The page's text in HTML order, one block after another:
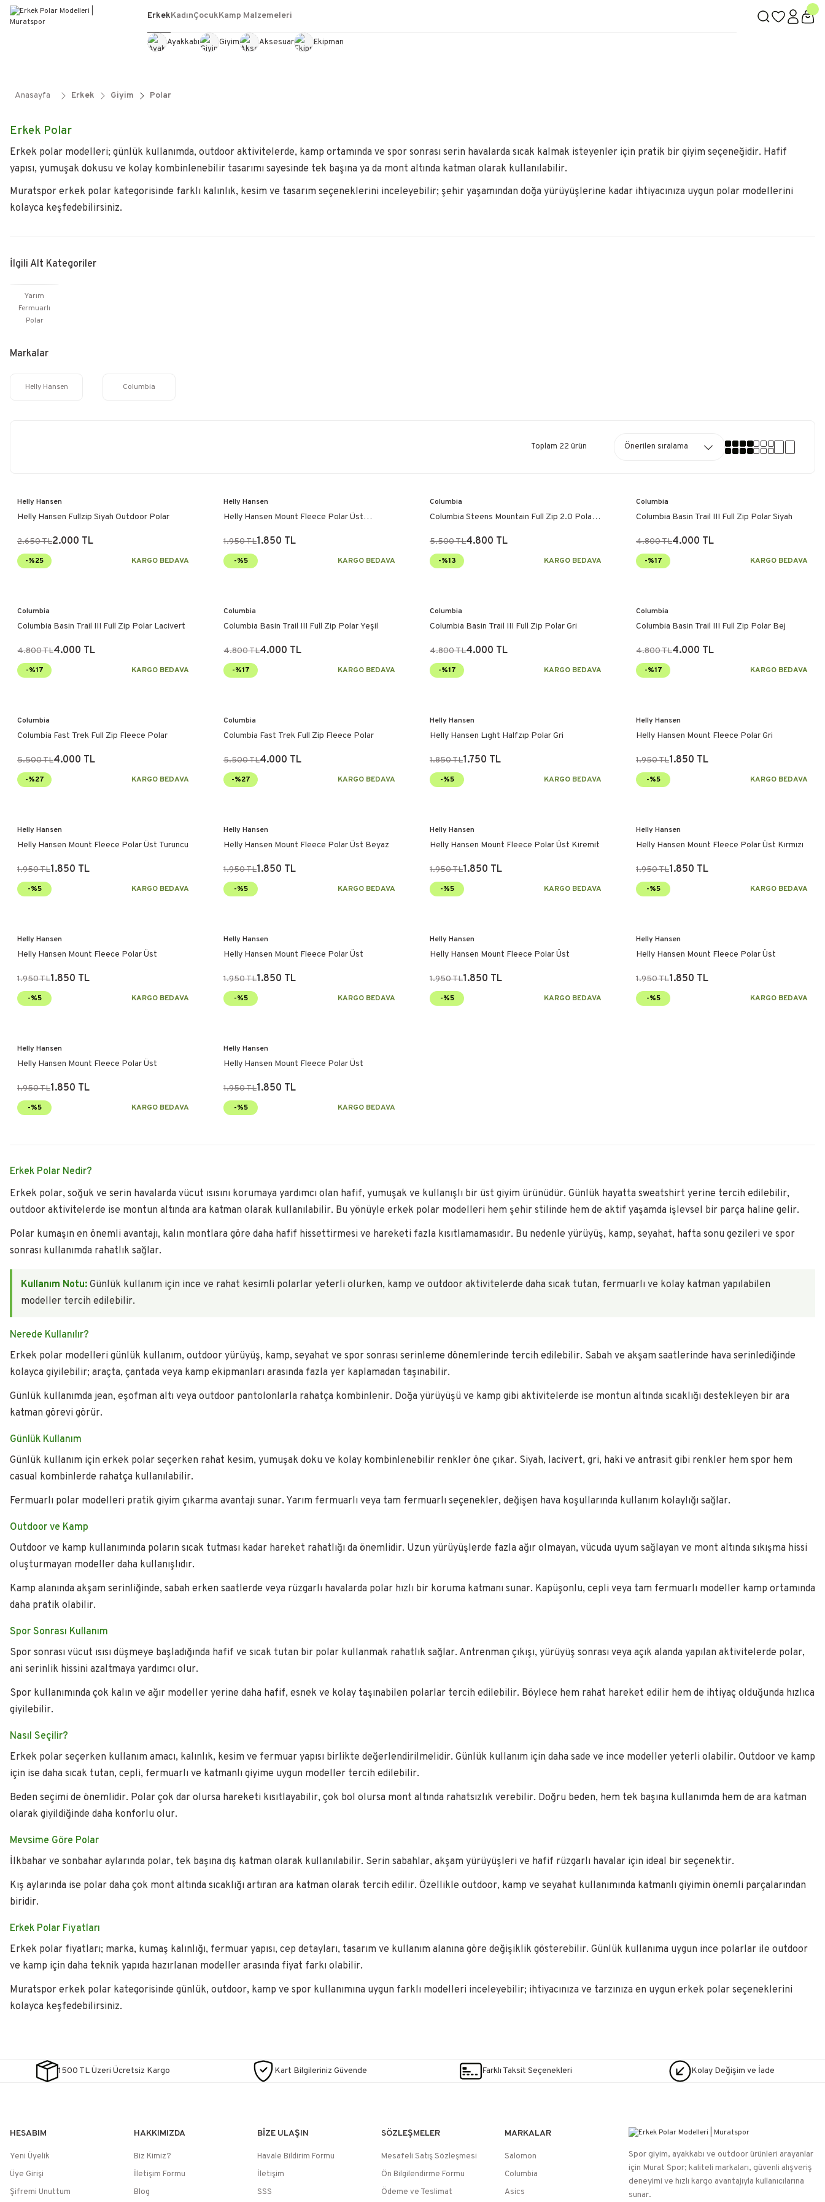
Erkek
Ayakkabı Giyim Aksesuar Ekipman
KadınÇocukKamp Malzemeleri
Anasayfa Erkek Giyim Polar
Erkek Polar
Erkek polar modelleri; günlük kullanımda, outdoor aktivitelerde, kamp ortamında ve spor sonrası serin havalarda sıcak kalmak isteyenler için pratik bir giyim seçeneğidir. Hafif
yapısı, yumuşak dokusu ve kolay kombinlenebilir tasarımı sayesinde tek başına ya da mont altında katman olarak kullanılabilir.
Muratspor erkek polar kategorisinde farklı kalınlık, kesim ve tasarım seçeneklerini inceleyebilir; şehir yaşamından doğa yürüyüşlerine kadar ihtiyacınıza uygun polar modellerini
kolayca keşfedebilirsiniz.
İlgili Alt Kategoriler
Yarım
Fermuarlı
Polar
Markalar
Helly Hansen Columbia
Toplam 22 ürün
Helly Hansen
Helly Hansen Fullzip Siyah Outdoor Polar
2.650 TL2.000 TL
-%25 KARGO BEDAVA
Helly Hansen
Helly Hansen Mount Fleece Polar Üst
1.950 TL1.850 TL
-%5 KARGO BEDAVA
Columbia
Columbia Steens Mountain Full Zip 2.0 Polar
5.500 TL4.800 TL
-%13 KARGO BEDAVA
Columbia
Columbia Basin Trail III Full Zip Polar Siyah
4.800 TL4.000 TL
-%17 KARGO BEDAVA
Columbia
Columbia Basin Trail III Full Zip Polar Lacivert
4.800 TL4.000 TL
-%17 KARGO BEDAVA
Columbia
Columbia Basin Trail III Full Zip Polar Yeşil
4.800 TL4.000 TL
-%17 KARGO BEDAVA
Columbia
Columbia Basin Trail III Full Zip Polar Gri
4.800 TL4.000 TL
-%17 KARGO BEDAVA
Columbia
Columbia Basin Trail III Full Zip Polar Bej
4.800 TL4.000 TL
-%17 KARGO BEDAVA
Columbia
Columbia Fast Trek Full Zip Fleece Polar
5.500 TL4.000 TL
-%27 KARGO BEDAVA
Columbia
Columbia Fast Trek Full Zip Fleece Polar
5.500 TL4.000 TL
-%27 KARGO BEDAVA
Helly Hansen
Helly Hansen Lıght Halfzıp Polar Gri
1.850 TL1.750 TL
-%5 KARGO BEDAVA
Helly Hansen
Helly Hansen Mount Fleece Polar Gri
1.950 TL1.850 TL
-%5 KARGO BEDAVA
Helly Hansen
Helly Hansen Mount Fleece Polar Üst Turuncu
1.950 TL1.850 TL
-%5 KARGO BEDAVA
Helly Hansen
Helly Hansen Mount Fleece Polar Üst Beyaz
1.950 TL1.850 TL
-%5 KARGO BEDAVA
Helly Hansen
Helly Hansen Mount Fleece Polar Üst Kiremit
1.950 TL1.850 TL
-%5 KARGO BEDAVA
Helly Hansen
Helly Hansen Mount Fleece Polar Üst Kırmızı
1.950 TL1.850 TL
-%5 KARGO BEDAVA
Helly Hansen
Helly Hansen Mount Fleece Polar Üst
1.950 TL1.850 TL
-%5 KARGO BEDAVA
Helly Hansen
Helly Hansen Mount Fleece Polar Üst
1.950 TL1.850 TL
-%5 KARGO BEDAVA
Helly Hansen
Helly Hansen Mount Fleece Polar Üst
1.950 TL1.850 TL
-%5 KARGO BEDAVA
Helly Hansen
Helly Hansen Mount Fleece Polar Üst
1.950 TL1.850 TL
-%5 KARGO BEDAVA
Helly Hansen
Helly Hansen Mount Fleece Polar Üst
1.950 TL1.850 TL
-%5 KARGO BEDAVA
Helly Hansen
Helly Hansen Mount Fleece Polar Üst
1.950 TL1.850 TL
-%5 KARGO BEDAVA
Erkek Polar Nedir?
Erkek polar, soğuk ve serin havalarda vücut ısısını korumaya yardımcı olan hafif, yumuşak ve kullanışlı bir üst giyim ürünüdür. Günlük hayatta sweatshirt yerine tercih edilebilir,
outdoor aktivitelerde ise montun altında ara katman olarak kullanılabilir. Bu yönüyle erkek polar modelleri hem şehir stilinde hem de aktif yaşamda işlevsel bir parça haline gelir.
Polar kumaşın en önemli avantajı, kalın montlara göre daha hafif hissettirmesi ve hareketi fazla kısıtlamamasıdır. Bu nedenle yürüyüş, kamp, seyahat, hafta sonu gezileri ve spor
sonrası kullanımda rahatlık sağlar.
Kullanım Notu: Günlük kullanım için ince ve rahat kesimli polarlar yeterli olurken, kamp ve outdoor aktivitelerde daha sıcak tutan, fermuarlı ve kolay katman yapılabilen
modeller tercih edilebilir.
Nerede Kullanılır?
Erkek polar modelleri günlük kullanım, outdoor yürüyüş, kamp, seyahat ve spor sonrası serinleme dönemlerinde tercih edilebilir. Sabah ve akşam saatlerinde hava serinlediğinde
kolayca giyilebilir; araçta, çantada veya kamp ekipmanları arasında fazla yer kaplamadan taşınabilir.
Günlük kullanımda jean, eşofman altı veya outdoor pantolonlarla rahatça kombinlenir. Doğa yürüyüşü ve kamp gibi aktivitelerde ise montun altında sıcaklığı destekleyen bir ara
katman görevi görür.
Günlük Kullanım
Günlük kullanım için erkek polar seçerken rahat kesim, yumuşak doku ve kolay kombinlenebilir renkler öne çıkar. Siyah, lacivert, gri, haki ve antrasit gibi renkler hem spor hem
casual kombinlerde rahatça kullanılabilir.
Fermuarlı polar modelleri pratik giyim çıkarma avantajı sunar. Yarım fermuarlı veya tam fermuarlı seçenekler, değişen hava koşullarında kullanım kolaylığı sağlar.
Outdoor ve Kamp
Outdoor ve kamp kullanımında poların sıcak tutması kadar hareket rahatlığı da önemlidir. Uzun yürüyüşlerde fazla ağır olmayan, vücuda uyum sağlayan ve mont altında sıkışma hissi
oluşturmayan modeller daha kullanışlıdır.
Kamp alanında akşam serinliğinde, sabah erken saatlerde veya rüzgarlı havalarda polar hızlı bir koruma katmanı sunar. Kapüşonlu, cepli veya tam fermuarlı modeller kamp ortamında
daha pratik olabilir.
Spor Sonrası Kullanım
Spor sonrası vücut ısısı düşmeye başladığında hafif ve sıcak tutan bir polar kullanmak rahatlık sağlar. Antrenman çıkışı, yürüyüş sonrası veya açık alanda yapılan aktivitelerde polar,
ani serinlik hissini azaltmaya yardımcı olur.
Spor kullanımında çok kalın ve ağır modeller yerine daha hafif, esnek ve kolay taşınabilen polarlar tercih edilebilir. Böylece hem rahat hareket edilir hem de ihtiyaç olduğunda hızlıca
giyilebilir.
Nasıl Seçilir?
Erkek polar seçerken kullanım amacı, kalınlık, kesim ve fermuar yapısı birlikte değerlendirilmelidir. Günlük kullanım için daha sade ve ince modeller yeterli olabilir. Outdoor ve kamp
için ise daha sıcak tutan, cepli, fermuarlı ve katmanlı giyime uygun modeller tercih edilebilir.
Beden seçimi de önemlidir. Polar çok dar olursa hareketi kısıtlayabilir, çok bol olursa mont altında rahatsızlık verebilir. Doğru beden, hem tek başına kullanımda hem de ara katman
olarak giyildiğinde daha konforlu olur.
Mevsime Göre Polar
İlkbahar ve sonbahar aylarında polar, tek başına dış katman olarak kullanılabilir. Serin sabahlar, akşam yürüyüşleri ve hafif rüzgarlı havalar için ideal bir seçenektir.
Kış aylarında ise polar daha çok mont altında sıcaklığı artıran ara katman olarak tercih edilir. Özellikle outdoor, kamp ve seyahat kullanımında katmanlı giyimin önemli parçalarından
biridir.
Erkek Polar Fiyatları
Erkek polar fiyatları; marka, kumaş kalınlığı, fermuar yapısı, cep detayları, tasarım ve kullanım alanına göre değişiklik gösterebilir. Günlük kullanıma uygun ince polarlar ile outdoor
ve kamp için daha teknik yapıda hazırlanan modeller arasında fiyat farkı olabilir.
Muratspor erkek polar kategorisinde günlük, outdoor, kamp ve spor kullanımına uygun farklı modelleri inceleyebilir; ihtiyacınıza ve tarzınıza en uygun erkek polar seçeneklerini
kolayca keşfedebilirsiniz.
1500 TL Üzeri Ücretsiz Kargo Kart Bilgileriniz Güvende Farklı Taksit Seçenekleri Kolay Değişim ve İade
HESABIM
Yeni Üyelik
Üye Girişi
Şifremi Unuttum
HAKKIMIZDA
Biz Kimiz?
İletişim Formu
Blog
BİZE ULAŞIN
Havale Bildirim Formu
İletişim
SSS
SÖZLEŞMELER
Mesafeli Satış Sözleşmesi
Ön Bilgilendirme Formu
Ödeme ve Teslimat
MARKALAR
Salomon
Columbia
Asics
Spor giyim, ayakkabı ve outdoor ürünleri arayanlar
için Murat Spor; kaliteli markaları, güvenli alışveriş
deneyimi ve hızlı kargo avantajıyla kullanıcılarına
sunar.